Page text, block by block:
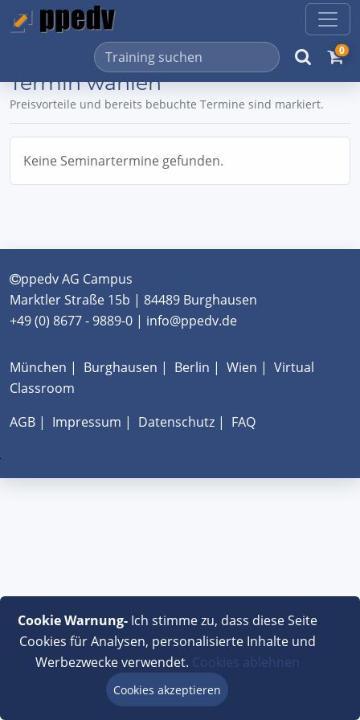
0
Termin wählen
Preisvorteile und bereits bebuchte Termine sind markiert.
Keine Seminartermine gefunden.
ppedv AG Campus
Marktler Straße 15b | 84489 Burghausen
+49 (0) 8677 - 9889-0 | info@ppedv.de
München | Burghausen | Berlin | Wien | Virtual
Classroom
AGB | Impressum | Datenschutz | FAQ
Cookie Warnung-Ich stimme zu, dass diese Seite
Cookies für Analysen, personalisierte Inhalte und
Werbezwecke verwendet. Cookies ablehnen
Cookies akzeptieren